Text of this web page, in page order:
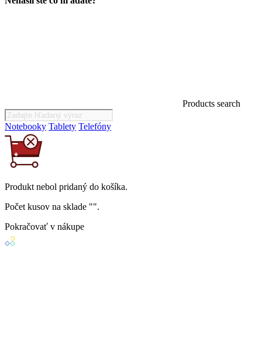
Products search
Notebooky Tablety Telefóny
Produkt nebol pridaný do košíka.
Počet kusov na sklade "".
Pokračovať v nákupe